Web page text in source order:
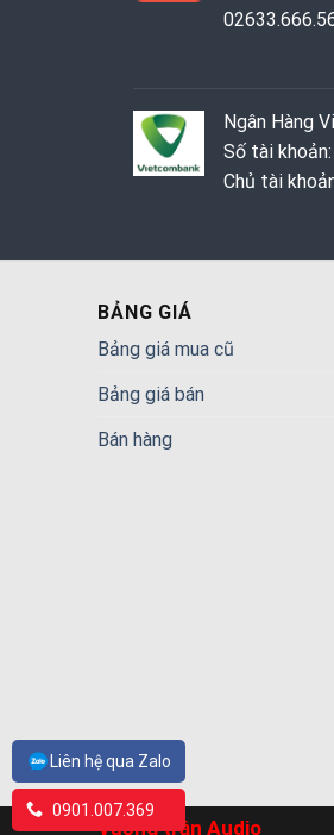
Ngân Hàng
Số tài
Chủ tài
BẢNG GIÁ
Bảng giá mua cũ
Bảng giá bán
Bán hàng
Vương trần Audio
Liên hệ qua Zalo
0901.007.369